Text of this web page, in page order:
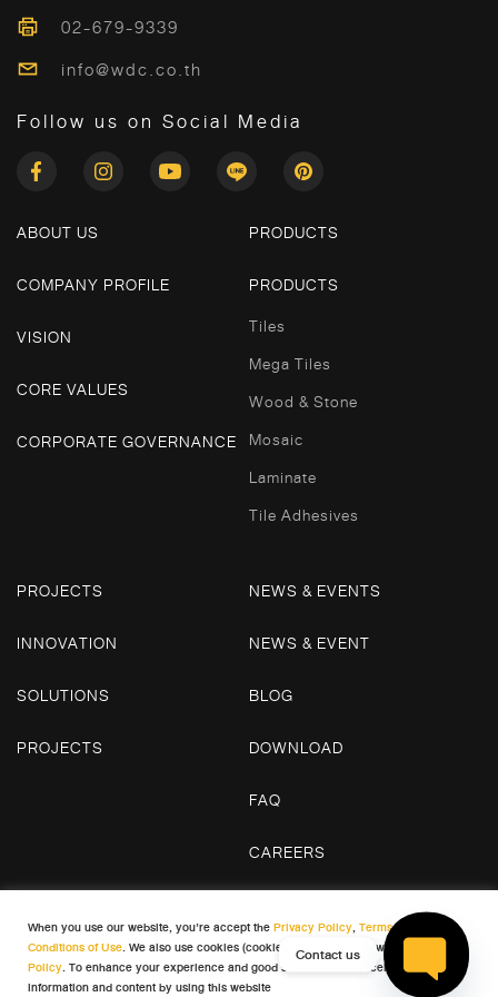
02-679-9339
info@wdc.co.th
Follow us on Social Media
ABOUT US
COMPANY PROFILE
VISION
CORE VALUES
CORPORATE GOVERNANCE
PRODUCTS
PRODUCTS
Tiles
Mega Tiles
Wood & Stone
Mosaic
Laminate
Tile Adhesives
PROJECTS
INNOVATION
SOLUTIONS
PROJECTS
NEWS & EVENTS
NEWS & EVENT
BLOG
DOWNLOAD
FAQ
CAREERS
© 2026 WDC. All Rights Reserved
When you use our website, you’re accept thePrivacy Policy,Terms and
Conditions of Use. We also use cookies (cookies) in accordance with our
Cookie
Policy. To enhance your experience and good satisfaction in receiving
information and content by using this website
Contact us